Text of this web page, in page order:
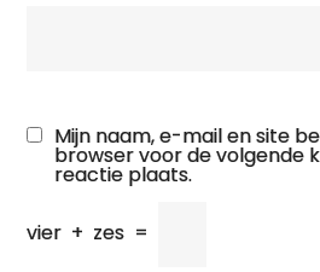
Mijn naam, e-mail en site
browser voor de volgende
reactie plaats.
vier + zes =